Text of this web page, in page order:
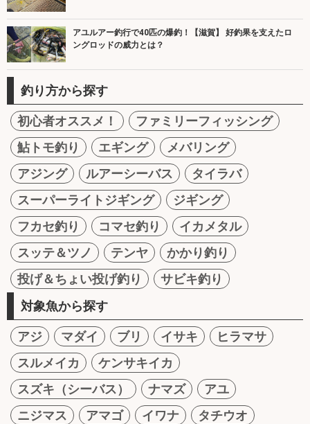
アユルアー釣行で40匹の爆釣！【滋賀】 好釣果を支えたロ
ングロッドの威力とは？
釣り方から探す
初心者オススメ！
ファミリーフィッシング
鮎トモ釣り
エギング
メバリング
アジング
ルアーシーバス
タイラバ
スーパーライトジギング
ジギング
フカセ釣り
コマセ釣り
イカメタル
スッテ＆ツノ
テンヤ
かかり釣り
投げ＆ちょい投げ釣り
サビキ釣り
対象魚から探す
アジ マダイ ブリ イサキ
ヒラマサ
スルメイカ
ケンサキイカ
スズキ（シーバス）
ナマズ
アユ
ニジマス
アマゴ イワナ
タチウオ